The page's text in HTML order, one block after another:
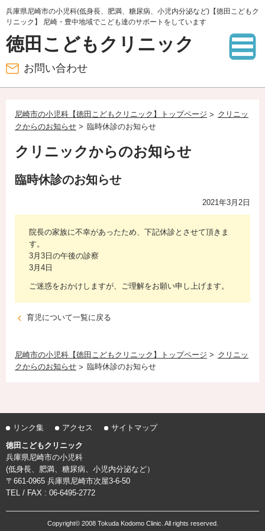
兵庫県尼崎市の小児科(低身長、肥満、糖尿病、小児内分泌など)【徳田こどもク
リニック】 尼崎・豊中地域でこども達のサポートをしています
徳田こどもクリニック
お問い合わせ
尼崎市の小児科【徳田こどもクリニック】トップページ
クリニッ
クからのお知らせ
臨時休診のお知らせ
クリニックからのお知らせ
臨時休診のお知らせ
2021年3月2日
院長の家族に不幸があったため、下記休診とさせて頂きま
す。
3月3日の午後の診察
3月4日
ご迷惑をおかけしますが、ご理解をお願い申し上げます。
育児について一覧に戻る
尼崎市の小児科【徳田こどもクリニック】トップページ
クリニッ
クからのお知らせ
臨時休診のお知らせ
リンク集 アクセス
サイトマップ
徳田こどもクリニック
兵庫県尼崎市の小児科
(低身長、肥満、糖尿病、小児内分泌など）
〒661-0965 兵庫県尼崎市次屋3-6-50
TEL / FAX : 06-6495-2772
Copyright© 2008 Tokuda Kodomo Clinic. All rights reserved.